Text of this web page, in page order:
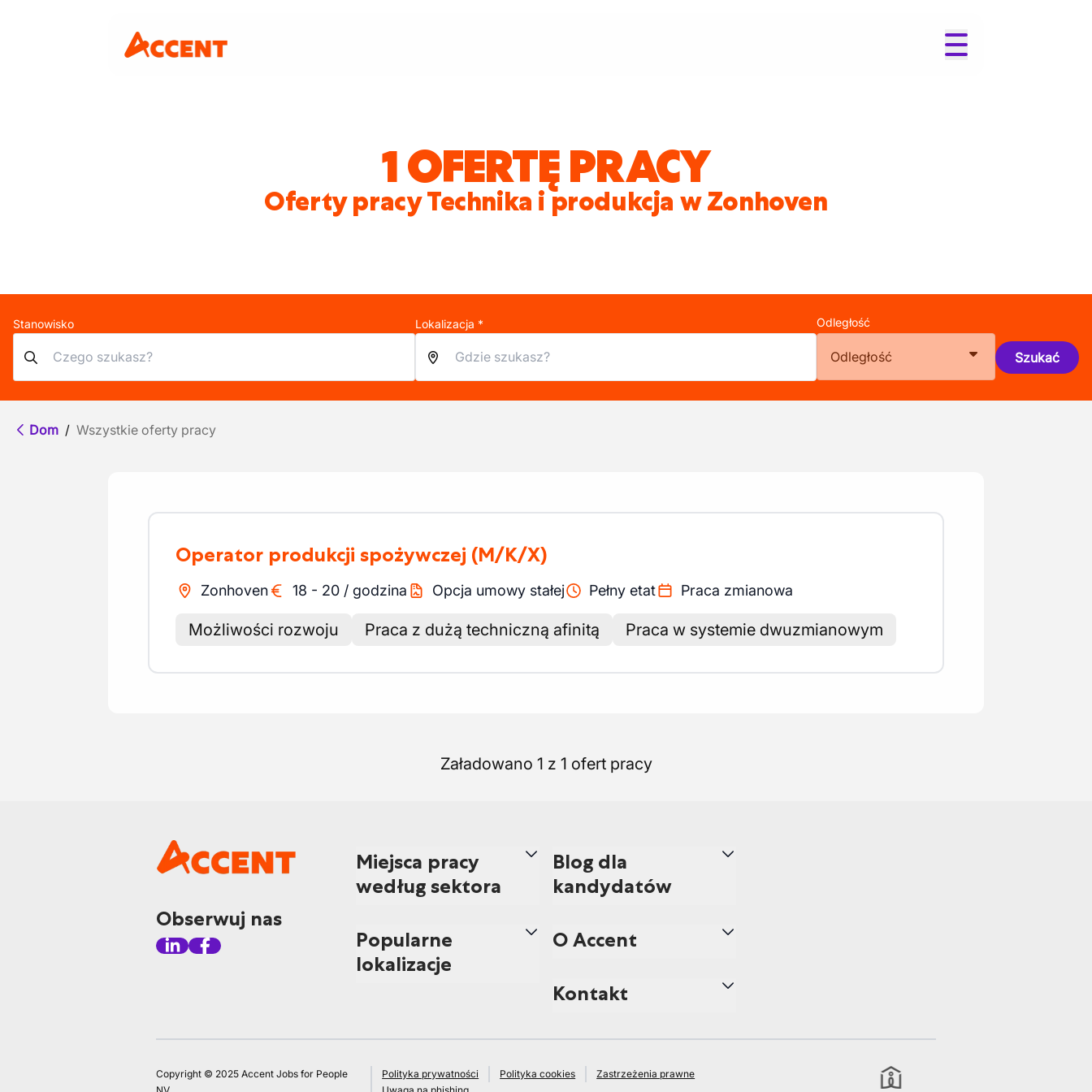
1 OFERTĘ PRACY
Oferty pracy Technika i produkcja w Zonhoven
Stanowisko Lokalizacja * Odległość
Odległość Szukać
Dom / Wszystkie oferty pracy
Operator produkcji spożywczej (M/K/X)
Zonhoven 18 - 20 / godzina Opcja umowy stałej Pełny etat Praca zmianowa
Możliwości rozwoju Praca z dużą techniczną afinitą Praca w systemie dwuzmianowym
Załadowano 1 z 1 ofert pracy
Obserwuj nas
Miejsca pracy
według sektora
Popularne
lokalizacje
Blog dla
kandydatów
O Accent
Kontakt
Copyright © 2025 Accent Jobs for People
Polityka prywatności Polityka cookies
Zastrzeżenia prawne